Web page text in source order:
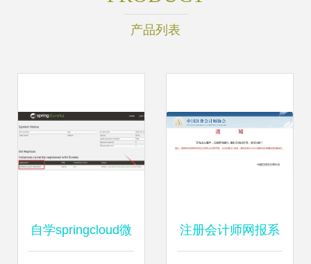
产品列表
自学springcloud微 注册会计师网报系